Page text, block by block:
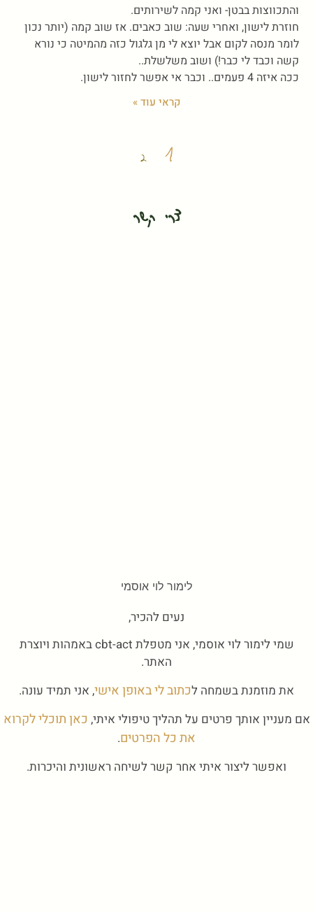
והתכווצות בבטן- ואני קמה לשירותים.
חוזרת לישון, ואחרי שעה: שוב כאבים. אז שוב קמה (יותר נכון
לומר מנסה לקום אבל יוצא לי מן גלגול כזה מהמיטה כי נורא
קשה וכבד לי כבר!) ושוב משלשלת..
ככה איזה 4 פעמים.. וכבר אי אפשר לחזור לישון.
קראי עוד »
1
2
צרי קשר
לימור לוי אוסמי
נעים להכיר,
שמי לימור לוי אוסמי, אני מטפלת cbt-act באמהות ויוצרת
האתר.
את מוזמנת בשמחה לכתוב לי באופן אישי, אני תמיד עונה.
אם מעניין אותך פרטים על תהליך טיפולי איתי, כאן תוכלי לקרוא
את כל הפרטים.
ואפשר ליצור איתי אחר קשר לשיחה ראשונית והיכרות.